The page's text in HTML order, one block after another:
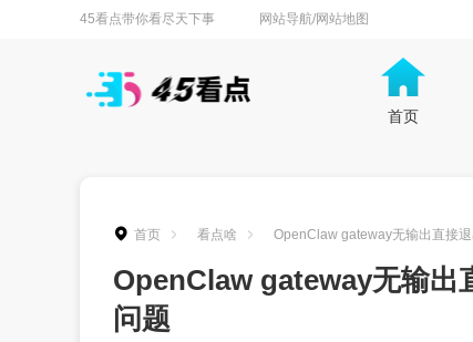
45看点带你看尽天下事 网站导航/网站地图
首页
首页 看点啥 OpenClaw gateway无输出直接
OpenClaw gateway无输出
问题